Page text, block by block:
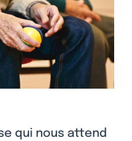
qui nous attend